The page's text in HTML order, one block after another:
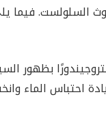
فيما
بظهور
احتباس الماء